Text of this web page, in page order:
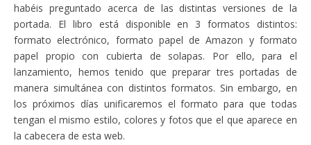
habéis preguntado acerca de las distintas versiones de la
portada. El libro está disponible en 3 formatos distintos:
formato electrónico, formato papel de Amazon y formato
papel propio con cubierta de solapas. Por ello, para el
lanzamiento, hemos tenido que preparar tres portadas de
manera simultánea con distintos formatos. Sin embargo, en
los próximos días unificaremos el formato para que todas
tengan el mismo estilo, colores y fotos que el que aparece en
la cabecera de esta web.